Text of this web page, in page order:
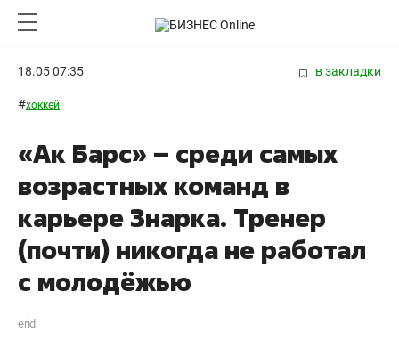
18.05 07:35 в закладки
#хоккей
«Ак Барс» – среди самых
возрастных команд в
карьере Знарка. Тренер
(почти) никогда не работал
с молодёжью
erid: